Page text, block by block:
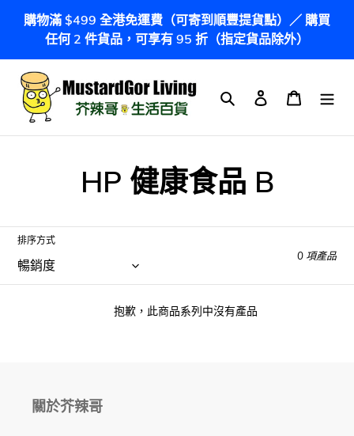
容
購物滿 $499 全港免運費（可寄到順豐提貨點）／ 購買
任何 2 件貨品，可享有 95 折（指定貨品除外）
搜尋 登入 購物車
商
列
HP 健康食品 B
排序方式
0 項產品
抱歉，此商品系列中沒有產品
關於芥辣哥